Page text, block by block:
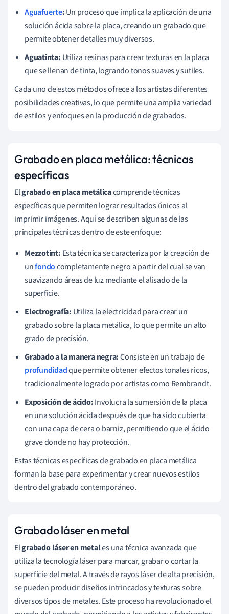
Aguafuerte:Un proceso que implica la aplicación de una
solución ácida sobre la placa, creando un grabado que
permite obtener detalles muy diversos.
Aguatinta: Utiliza resinas para crear texturas en la placa
que se llenan de tinta, logrando tonos suaves y sutiles.
Cada uno de estos métodos ofrece a los artistas diferentes
posibilidades creativas, lo que permite una amplia variedad
de estilos y enfoques en la producción de grabados.
Grabado en placa metálica: técnicas
específicas
Elgrabado en placa metálicacomprende técnicas
específicas que permiten lograr resultados únicos al
imprimir imágenes. Aquí se describen algunas de las
principales técnicas dentro de este enfoque:
Mezzotint: Esta técnica se caracteriza por la creación de
unfondocompletamente negro a partir del cual se van
suavizando áreas de luz mediante el alisado de la
superficie.
Electrografía: Utiliza la electricidad para crear un
grabado sobre la placa metálica, lo que permite un alto
grado de precisión.
Grabado a la manera negra:Consiste en un trabajo de
profundidadque permite obtener efectos tonales ricos,
tradicionalmente logrado por artistas como Rembrandt.
Exposición de ácido:Involucra la sumersión de la placa
en una solución ácida después de que ha sido cubierta
con una capa de cera o barniz, permitiendo que el ácido
grave donde no hay protección.
Estas técnicas específicas de grabado en placa metálica
forman la base para experimentar y crear nuevos estilos
dentro del grabado contemporáneo.
Grabado láser en metal
Elgrabado láser en metales una técnica avanzada que
utiliza la tecnología láser para marcar, grabar o cortar la
superficie del metal. A través de rayos láser de alta precisión,
se pueden producir diseños intrincados y texturas sobre
diversos tipos de metales. Este proceso ha revolucionado el